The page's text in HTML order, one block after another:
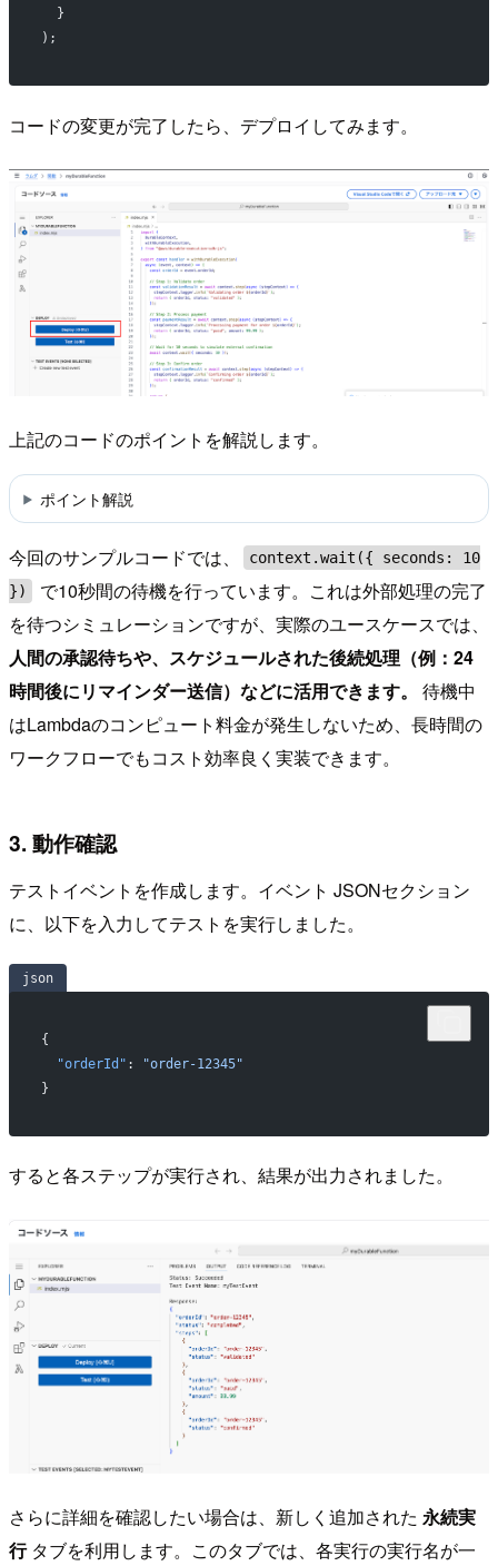
  }
);
コードの変更が完了したら、デプロイしてみます。
上記のコードのポイントを解説します。
ポイント解説
今回のサンプルコードでは、
context.wait({ seconds: 10
})
で10秒間の待機を行っています。これは外部処理の完了
を待つシミュレーションですが、実際のユースケースでは、
人間の承認待ちや、スケジュールされた後続処理（例：24
時間後にリマインダー送信）などに活用できます。
待機中
はLambdaのコンピュート料金が発生しないため、長時間の
ワークフローでもコスト効率良く実装できます。
3. 動作確認
テストイベントを作成します。イベント JSONセクション
に、以下を入力してテストを実行しました。
json
{
  "orderId"
:
"order-12345"
}
すると各ステップが実行され、結果が出力されました。
さらに詳細を確認したい場合は、新しく追加された 永続実
行タブを利用します。このタブでは、各実行の実行名が一